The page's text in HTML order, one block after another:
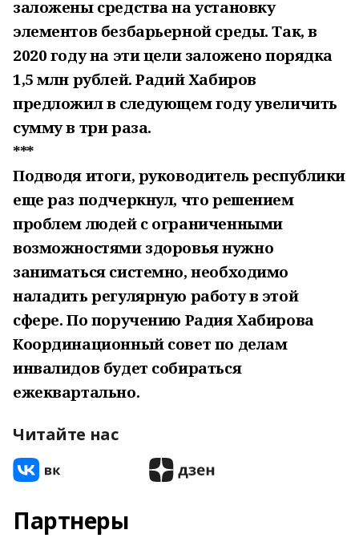
заложены средства на установку
элементов безбарьерной среды. Так, в
2020 году на эти цели заложено порядка
1,5 млн рублей. Радий Хабиров
предложил в следующем году увеличить
сумму в три раза.
***
Подводя итоги, руководитель республики
еще раз подчеркнул, что решением
проблем людей с ограниченными
возможностями здоровья нужно
заниматься системно, необходимо
наладить регулярную работу в этой
сфере. По поручению Радия Хабирова
Координационный совет по делам
инвалидов будет собираться
ежеквартально.
Читайте нас
Партнеры